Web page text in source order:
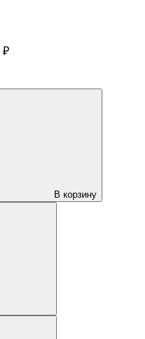
₽
В корзину